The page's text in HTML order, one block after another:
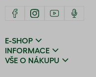
E-SHOP
INFORMACE
VŠE O NÁKUPU